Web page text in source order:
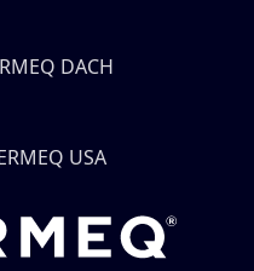
DACH
USA